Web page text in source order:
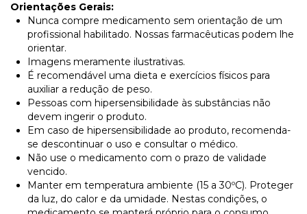
Orientações Gerais:
Nunca compre medicamento sem orientação de um
profissional habilitado. Nossas farmacêuticas podem lhe
orientar.
Imagens meramente ilustrativas.
É recomendável uma dieta e exercícios físicos para
auxiliar a redução de peso.
Pessoas com hipersensibilidade às substâncias não
devem ingerir o produto.
Em caso de hipersensibilidade ao produto, recomenda-
se descontinuar o uso e consultar o médico.
Não use o medicamento com o prazo de validade
vencido.
Manter em temperatura ambiente (15 a 30ºC). Proteger
da luz, do calor e da umidade. Nestas condições, o